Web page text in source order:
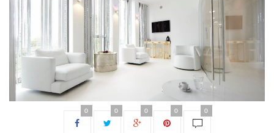
0 0 0 0 0